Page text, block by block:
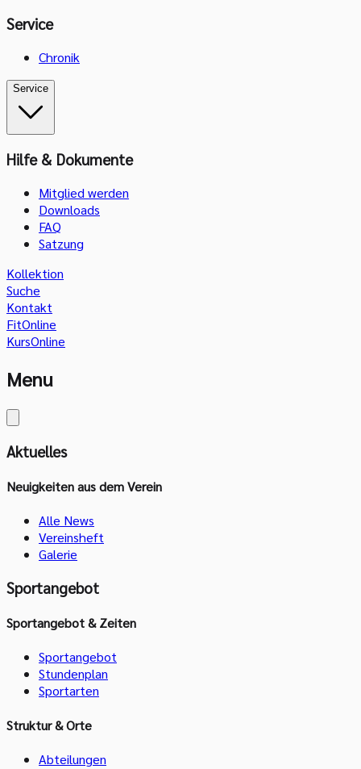
Service
Chronik
Service
Hilfe & Dokumente
Mitglied werden
Downloads
FAQ
Satzung
Kollektion
Suche
Kontakt
FitOnline
KursOnline
Menu
Aktuelles
Neuigkeiten aus dem Verein
Alle News
Vereinsheft
Galerie
Sportangebot
Sportangebot & Zeiten
Sportangebot
Stundenplan
Sportarten
Struktur & Orte
Abteilungen